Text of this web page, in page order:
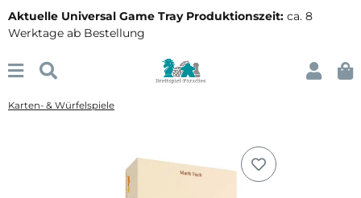
Aktuelle Universal Game Tray Produktionszeit: ca. 8
Werktage ab Bestellung
Karten- & Würfelspiele